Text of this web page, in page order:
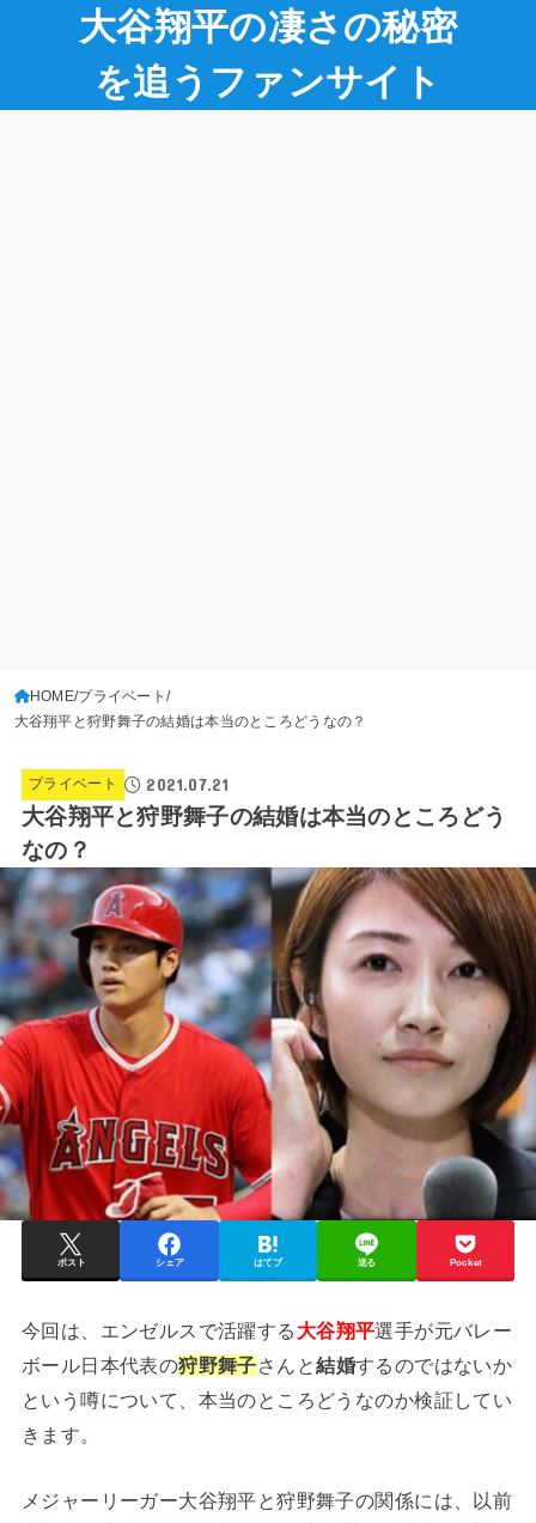
大谷翔平の凄さの秘密
を追うファンサイト
HOME プライベート
大谷翔平と狩野舞子の結婚は本当のところどうなの？
プライベート 2021.07.21
大谷翔平と狩野舞子の結婚は本当のところどう
なの？
ポスト シェア はてブ 送る Pocket
今回は、エンゼルスで活躍する 大谷翔平選手が元バレー
ボール日本代表の狩野舞子さんと結婚するのではないか
という噂について、本当のところどうなのか検証してい
きます。
メジャーリーガー大谷翔平と狩野舞子の関係には、以前